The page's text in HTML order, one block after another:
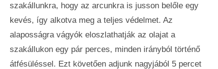
szakállunkra, hogy az arcunkra is jusson belőle egy
kevés, így alkotva meg a teljes védelmet. Az
alaposságra vágyók eloszlathatják az olajat a
szakállukon egy pár perces, minden irányból történő
átfésüléssel. Ezt követően adjunk nagyjából 5 percet